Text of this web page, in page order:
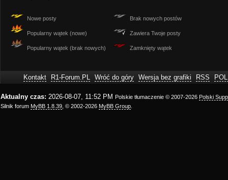
Nowe posty
Popularny wątek (nowe)
Popularny wątek (brak nowych)
Brak nowych postów
Zawiera Twoje posty
Zamknięty wątek
Kontakt R1-Forum.PL Wróć do góry Wersja bez grafiki RSS
Aktualny czas: 2026-08-07, 11:52 PM Polskie tłumaczenie © 2007-2026 Polski
Silnik forum MyBB 1.8.39 , © 2002-2026 MyBB Group